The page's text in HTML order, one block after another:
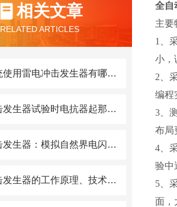
相关文章
RELATED ARTICLES
电力系统使用雷电冲击发生器有哪些好处
雷电冲击发生器试验时电抗器起那些作用？
雷电冲击发生器：模拟自然界电闪的实验设备
雷电冲击发生器的工作原理、技术优势和应用场景
全自
主要
1、
小，
2、
编程
3、
布局
4、
验中
5、
面，